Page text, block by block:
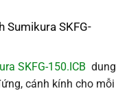
Sumikura SKFG-
SKFG-150.ICB dung
cánh kính cho mỗi